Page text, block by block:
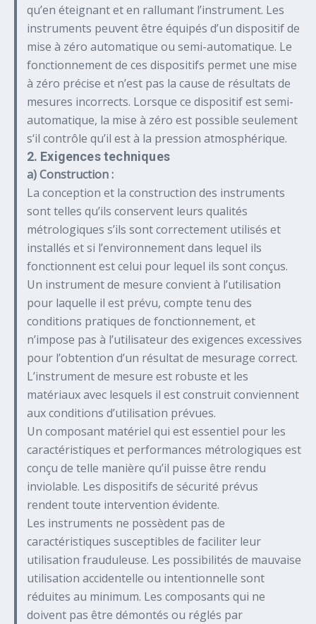
qu’en éteignant et en rallumant l’instrument. Les
instruments peuvent être équipés d’un dispositif de
mise à zéro automatique ou semi-automatique. Le
fonctionnement de ces dispositifs permet une mise
à zéro précise et n’est pas la cause de résultats de
mesures incorrects. Lorsque ce dispositif est semi-
automatique, la mise à zéro est possible seulement
s‘il contrôle qu’il est à la pression atmosphérique.
2. Exigences techniques
a) Construction :
La conception et la construction des instruments
sont telles qu’ils conservent leurs qualités
métrologiques s’ils sont correctement utilisés et
installés et si l’environnement dans lequel ils
fonctionnent est celui pour lequel ils sont conçus.
Un instrument de mesure convient à l’utilisation
pour laquelle il est prévu, compte tenu des
conditions pratiques de fonctionnement, et
n’impose pas à l’utilisateur des exigences excessives
pour l’obtention d’un résultat de mesurage correct.
L’instrument de mesure est robuste et les
matériaux avec lesquels il est construit conviennent
aux conditions d’utilisation prévues.
Un composant matériel qui est essentiel pour les
caractéristiques et performances métrologiques est
conçu de telle manière qu’il puisse être rendu
inviolable. Les dispositifs de sécurité prévus
rendent toute intervention évidente.
Les instruments ne possèdent pas de
caractéristiques susceptibles de faciliter leur
utilisation frauduleuse. Les possibilités de mauvaise
utilisation accidentelle ou intentionnelle sont
réduites au minimum. Les composants qui ne
doivent pas être démontés ou réglés par